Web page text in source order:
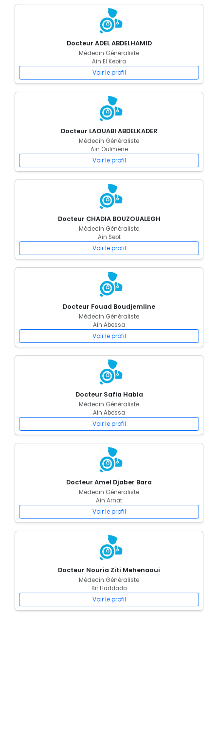
Docteur ADEL ABDELHAMID
Médecin Généraliste
Ain El Kebira
Voir le profil
Docteur LAOUABI ABDELKADER
Médecin Généraliste
Ain Oulmene
Voir le profil
Docteur CHADIA BOUZOUALEGH
Médecin Généraliste
Ain Sebt
Voir le profil
Docteur Fouad Boudjemline
Médecin Généraliste
Ain Abessa
Voir le profil
Docteur Safia Habia
Médecin Généraliste
Ain Abessa
Voir le profil
Docteur Amel Djaber Bara
Médecin Généraliste
Ain Arnat
Voir le profil
Docteur Nouria Ziti Mehenaoui
Médecin Généraliste
Bir Haddada
Voir le profil